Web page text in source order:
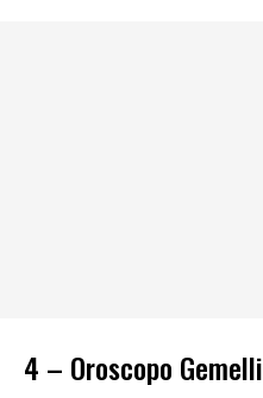
4 – Oroscopo Gemelli